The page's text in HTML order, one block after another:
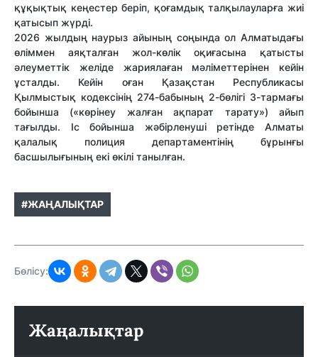
құқықтық кеңестер беріп, қоғамдық талқылауларға жиі
қатысып жүрді.
2026 жылдың наурыз айының соңында ол Алматыдағы
өліммен аяқталған жол-көлік оқиғасына қатысты
әлеуметтік желіде жариялаған мәліметтерінен кейін
ұсталды. Кейін оған Қазақстан Республикасы
Қылмыстық кодексінің 274-бабының 2-бөлігі 3-тармағы
бойынша («көрінеу жалған ақпарат тарату») айып
тағылды. Іс бойынша жәбірленуші ретінде Алматы
қалалық полиция департаментінің бұрынғы
басшылығының екі өкілі танылған.
#ЖАҢАЛЫҚТАР
Бөлісу:
Жаңалықтар